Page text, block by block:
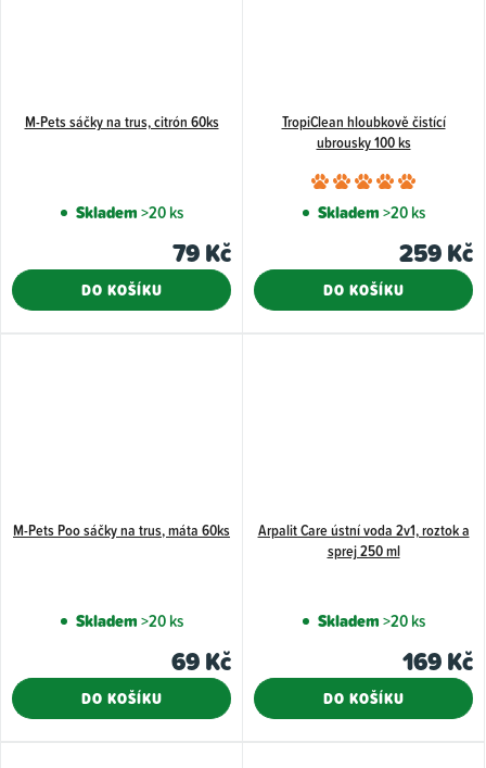
M-Pets sáčky na trus, citrón 60ks
Skladem>20 ks
79 Kč
DO KOŠÍKU
TropiClean hloubkově čistící
ubrousky 100 ks
je
z
Skladem>20 ks
259 Kč
DO KOŠÍKU
M-Pets Poo sáčky na trus, máta 60ks
Skladem>20 ks
69 Kč
DO KOŠÍKU
Arpalit Care ústní voda 2v1, roztok a
sprej 250 ml
Skladem>20 ks
169 Kč
DO KOŠÍKU